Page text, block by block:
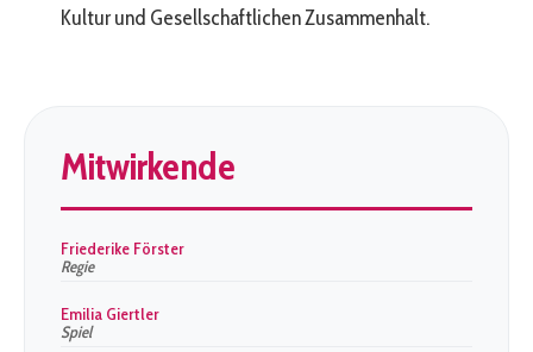
Kultur und Gesellschaftlichen Zusammenhalt.
Mitwirkende
Friederike Förster
Regie
Emilia Giertler
Spiel